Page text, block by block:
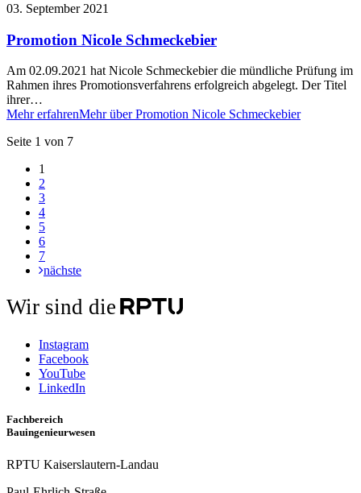
03. September 2021
Promotion Nicole Schmeckebier
Am 02.09.2021 hat Nicole Schmeckebier die mündliche Prüfung im
Rahmen ihres Promotionsverfahrens erfolgreich abgelegt. Der Titel
ihrer…
Mehr erfahrenMehr über Promotion Nicole Schmeckebier
Seite 1 von 7
1
2
3
4
5
6
7
nächste
Wir sind die
Instagram
Facebook
YouTube
LinkedIn
Fachbereich
Bauingenieurwesen
RPTU Kaiserslautern-Landau